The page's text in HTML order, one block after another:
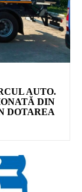
AUTO.
DIN
DOTAREA